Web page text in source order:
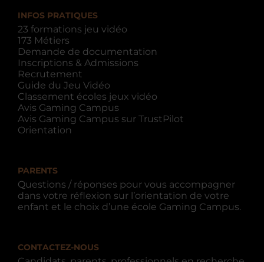
INFOS PRATIQUES
23 formations jeu vidéo
173 Métiers
Demande de documentation
Inscriptions & Admissions
Recrutement
Guide du Jeu Vidéo
Classement écoles jeux vidéo
Avis Gaming Campus
Avis Gaming Campus sur TrustPilot
Orientation
PARENTS
Questions / réponses pour vous accompagner
dans votre réflexion sur l’orientation de votre
enfant et le choix d’une école Gaming Campus.
CONTACTEZ-NOUS